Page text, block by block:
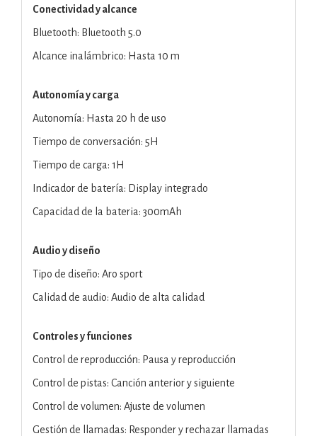
Conectividad y alcance
Bluetooth: Bluetooth 5.0
Alcance inalámbrico: Hasta 10 m
Autonomía y carga
Autonomía: Hasta 20 h de uso
Tiempo de conversación: 5H
Tiempo de carga: 1H
Indicador de batería: Display integrado
Capacidad de la bateria: 300mAh
Audio y diseño
Tipo de diseño: Aro sport
Calidad de audio: Audio de alta calidad
Controles y funciones
Control de reproducción: Pausa y reproducción
Control de pistas: Canción anterior y siguiente
Control de volumen: Ajuste de volumen
Gestión de llamadas: Responder y rechazar llamadas